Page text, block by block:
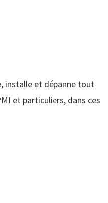
installe et dépanne tout
et particuliers, dans ces